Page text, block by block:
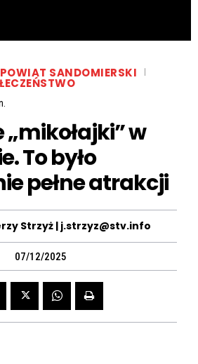
POWIAT SANDOMIERSKI
w
To było
pełne atrakcji
Strzyż | j.strzyz@stv.info
07/12/2025